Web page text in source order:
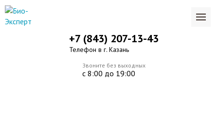
Звоните без выходных
с 8:00 до 19:00
+7 (843) 207-13-43
Телефон в г. Казань